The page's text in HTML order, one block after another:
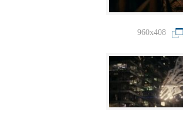
960x408